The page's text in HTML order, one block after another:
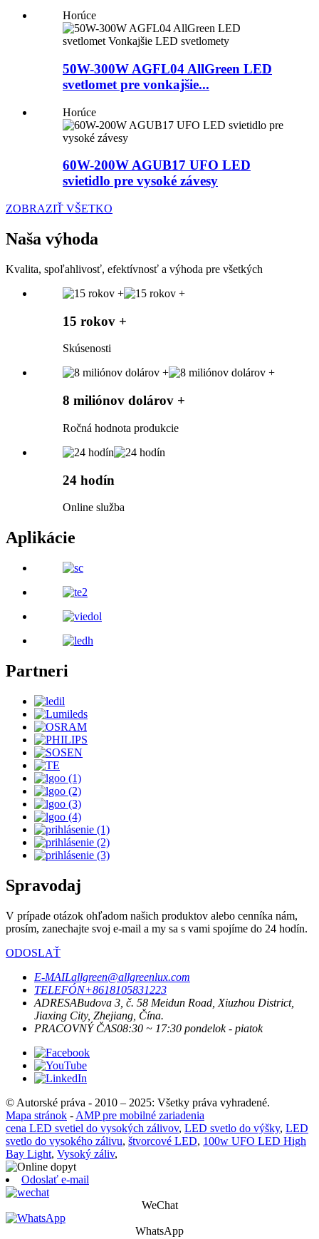
Horúce
50W-300W AGFL04 AllGreen LED
svetlomet pre vonkajšie...
Horúce
60W-200W AGUB17 UFO LED
svietidlo pre vysoké závesy
ZOBRAZIŤ VŠETKO
Naša výhoda
Kvalita, spoľahlivosť, efektívnosť a výhoda pre všetkých
15 rokov +
Skúsenosti
8 miliónov dolárov +
Ročná hodnota produkcie
24 hodín
Online služba
Aplikácie
Partneri
Spravodaj
V prípade otázok ohľadom našich produktov alebo cenníka nám,
prosím, zanechajte svoj e-mail a my sa s vami spojíme do 24 hodín.
ODOSLAŤ
E-MAILallgreen@allgreenlux.com
TELEFÓN+8618105831223
ADRESABudova 3, č. 58 Meidun Road, Xiuzhou District,
Jiaxing City, Zhejiang, Čína.
PRACOVNÝ ČAS08:30 ~ 17:30 pondelok - piatok
© Autorské práva - 2010 – 2025: Všetky práva vyhradené.
Mapa stránok - AMP pre mobilné zariadenia
cena LED svetiel do vysokých zálivov, LED svetlo do výšky, LED
svetlo do vysokého zálivu, štvorcové LED, 100w UFO LED High
Bay Light, Vysoký záliv,
Odoslať e-mail
WeChat
WhatsApp